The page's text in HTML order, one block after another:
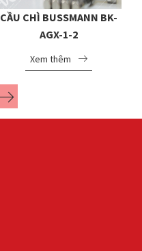
CẦU CHÌ BUSSMANN BK-
AGX-1-2
Xem thêm